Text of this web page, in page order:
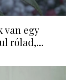
van egy
rólad,...